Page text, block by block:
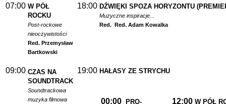
07:00 W PÓŁ
ROCKU
Post-rockowe
nieoczywistości
Red. Przemysław
Bartkowski
18:00 DŹWIĘKI SPOZA HORYZONTU
Muzyczne inspiracje...
Red. Red. Adam Kowalka
09:00 CZAS NA
SOUNDTRACK
Soundtrackowa
muzyka filmowa
19:00 HAŁASY ZE STRYCHU
00:00
PRO-
12:00 W PÓŁ